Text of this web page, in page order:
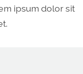
ipsum dolor sit